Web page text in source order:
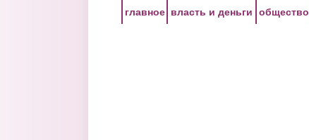
главное власть и деньги общество